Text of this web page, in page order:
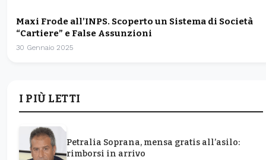
Maxi Frode all’INPS. Scoperto un Sistema di Società
“Cartiere” e False Assunzioni
30 Gennaio 2025
I PIÙ LETTI
Petralia Soprana, mensa gratis all’asilo:
rimborsi in arrivo